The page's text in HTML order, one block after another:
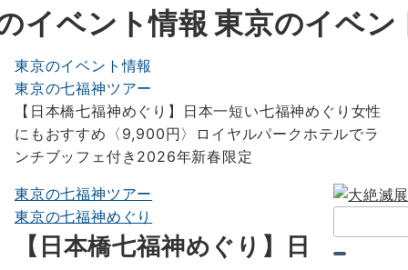
東京のイベン
東京のイベント情報
東京の七福神ツアー
【日本橋七福神めぐり】日本一短い七福神めぐり女性
にもおすすめ〈9,900円〉ロイヤルパークホテルでラ
ンチブッフェ付き2026年新春限定
東京の七福神ツアー
東京の七福神めぐり
【日本橋七福神めぐり】日
索：